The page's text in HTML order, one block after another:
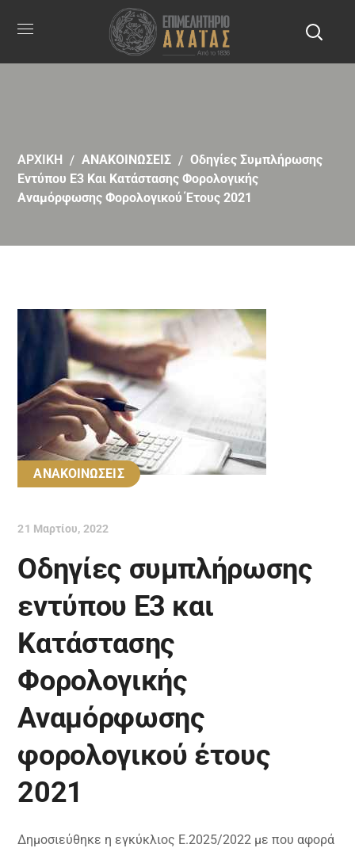
ΑΡΧΙΚΗ ΑΝΑΚΟΙΝΩΣΕΙΣ
Οδηγίες Συμπλήρωσης
Εντύπου Ε3 Και Κατάστασης Φορολογικής
Αναμόρφωσης Φορολογικού Έτους 2021
ΑΝΑΚΟΙΝΩΣΕΙΣ
21 Μαρτίου, 2022
Οδηγίες συμπλήρωσης
εντύπου Ε3 και
Κατάστασης
Φορολογικής
Αναμόρφωσης
φορολογικού έτους
2021
Δημοσιεύθηκε η εγκύκλιος Ε.2025/2022 με που αφορά